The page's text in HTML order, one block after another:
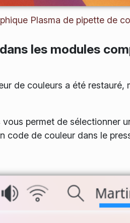
Plasma de pipette de
les modules
de couleurs a été restauré,
permet de sélectionner
code de couleur dans le